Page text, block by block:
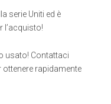
serie Uniti ed è
l’acquisto!
usato! Contattaci
rapidamente